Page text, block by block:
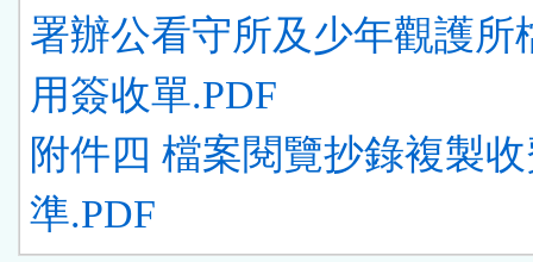
署辦公看守所及少年觀護所
用簽收單.PDF
附件四 檔案閱覽抄錄複製
準.PDF